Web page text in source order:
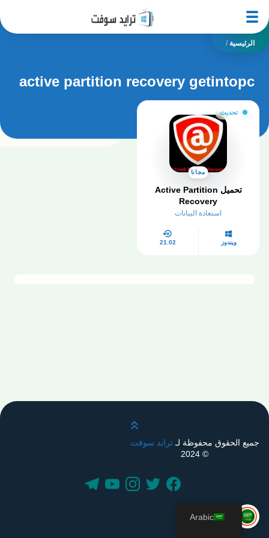
الرئيسية /
active partition recovery getintopc
تحديث
مجانا
تحميل Active Partition
Recovery
استعادة البيانات
ويندوز 21.02
قم بالتمرير لأعلى
جميع الحقوق محفوظة لـترايد سوفت
© 2024
Arabic